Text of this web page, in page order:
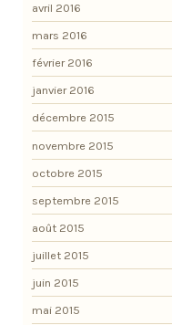
avril 2016
mars 2016
février 2016
janvier 2016
décembre 2015
novembre 2015
octobre 2015
septembre 2015
août 2015
juillet 2015
juin 2015
mai 2015